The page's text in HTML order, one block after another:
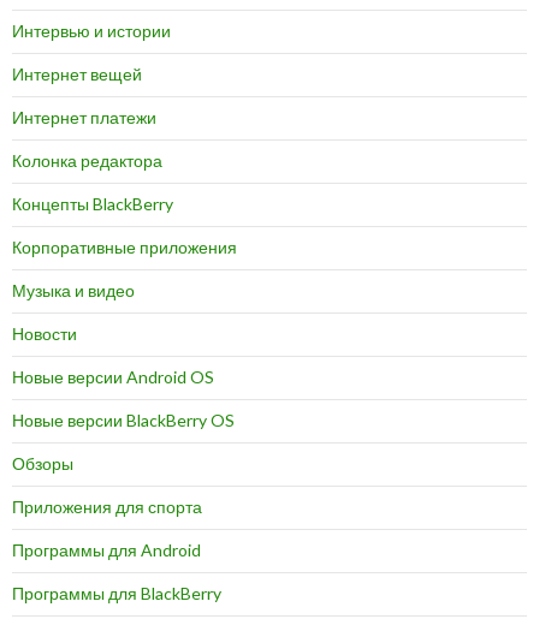
Интервью и истории
Интернет вещей
Интернет платежи
Колонка редактора
Концепты BlackBerry
Корпоративные приложения
Музыка и видео
Новости
Новые версии Android OS
Новые версии BlackBerry OS
Обзоры
Приложения для спорта
Программы для Android
Программы для BlackBerry